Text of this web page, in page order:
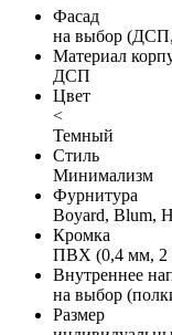
Фасад
на выбор
Материал
ДСП
Цвет
<
Темный
Стиль
Минимализм
Фурнитура
Boyard, Blum,
Кромка
ПВХ (0,4 мм, 2
Внутреннее
на выбор
Размер